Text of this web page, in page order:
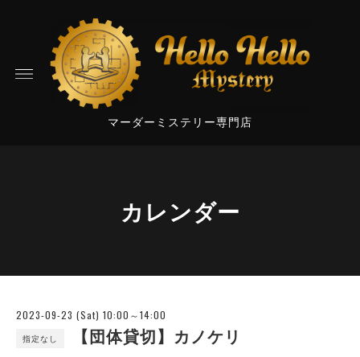
マーダーミステリー専門店
カレンダー
2023-09-23 (Sat) 10:00～14:00
指定なし 【団体貸切】カノケリ